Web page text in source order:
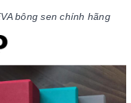
bông sen chính hãng